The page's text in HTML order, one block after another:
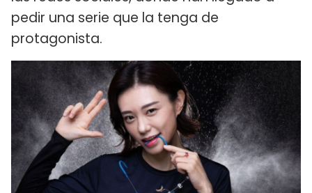
pedir una serie que la tenga de
protagonista.